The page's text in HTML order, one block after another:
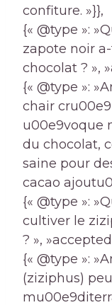
confiture. »}},
{« @type »:
zapote noir
chocolat ? »,
{« @type »:
chair
u00e9voque
du chocolat,
saine pour
cacao
{« @type »:
cultiver le
? »,
{« @type »:
(ziziphus)